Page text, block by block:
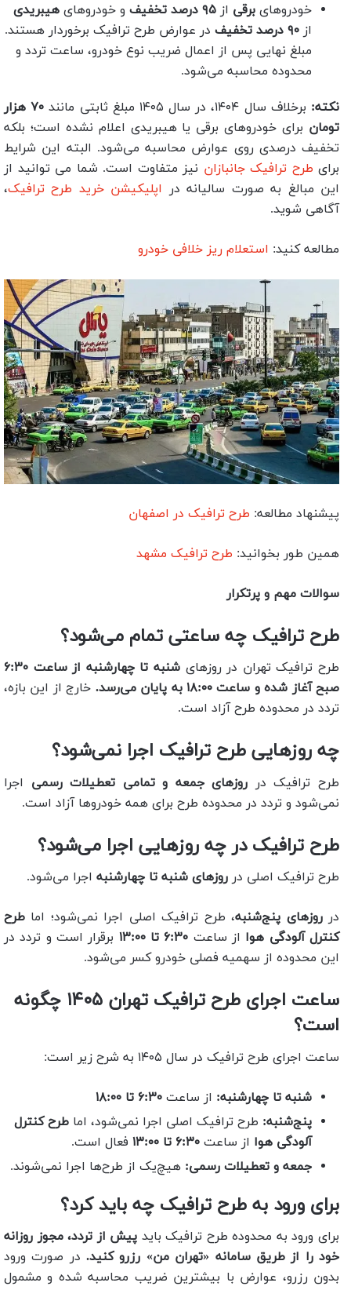
خودروهای برقی از ۹۵ درصد تخفیف و خودروهای هیبریدی
از ۹۰ درصد تخفیف
در عوارض طرح ترافیک برخوردار هستند.
مبلغ نهایی پس از اعمال ضریب نوع خودرو، ساعت تردد و
محدوده محاسبه می‌شود.
نکته: برخلاف سال ۱۴۰۴، در سال ۱۴۰۵ مبلغ ثابتی مانند
۷۰ هزار
تومان برای خودروهای برقی یا هیبریدی اعلام نشده است؛ بلکه
تخفیف درصدی روی عوارض محاسبه می‌شود. البته این شرایط
برای طرح ترافیک جانبازان نیز متفاوت است. شما می توانید از
این مبالغ به صورت سالیانه در
اپلیکیشن خرید طرح ترافیک،
آگاهی شوید.
مطالعه کنید: استعلام ریز خلافی خودرو
پیشنهاد مطالعه: طرح ترافیک در اصفهان
همین طور بخوانید: طرح ترافیک مشهد
سوالات مهم و پرتکرار
طرح ترافیک چه ساعتی تمام می‌شود؟
طرح ترافیک تهران در روزهای
شنبه تا چهارشنبه از ساعت ۶:۳۰
صبح آغاز شده و ساعت ۱۸:۰۰ به پایان می‌رسد.
خارج از این بازه،
تردد در محدوده طرح آزاد است.
چه روزهایی طرح ترافیک اجرا نمی‌شود؟
طرح ترافیک در روزهای جمعه و تمامی تعطیلات رسمی اجرا
نمی‌شود و تردد در محدوده طرح برای همه خودروها آزاد است.
طرح ترافیک در چه روزهایی اجرا می‌شود؟
طرح ترافیک اصلی در روزهای شنبه تا چهارشنبه اجرا می‌شود.
درروزهای پنج‌شنبه، طرح ترافیک اصلی اجرا نمی‌شود؛ اما طرح
کنترل آلودگی هوا از ساعت ۶:۳۰ تا ۱۳:۰۰
برقرار است و تردد در
این محدوده از سهمیه فصلی خودرو کسر می‌شود.
ساعت اجرای طرح ترافیک تهران ۱۴۰۵ چگونه
است؟
ساعت اجرای طرح ترافیک در سال ۱۴۰۵ به شرح زیر است:
شنبه تا چهارشنبه: از ساعت ۶:۳۰ تا ۱۸:۰۰
پنج‌شنبه: طرح ترافیک اصلی اجرا نمی‌شود، اما طرح کنترل
آلودگی هوا از ساعت ۶:۳۰ تا ۱۳:۰۰
فعال است.
جمعه و تعطیلات رسمی: هیچ‌یک از طرح‌ها اجرا نمی‌شوند.
برای ورود به طرح ترافیک چه باید کرد؟
برای ورود به محدوده طرح ترافیک باید پیش از تردد، مجوز روزانه
خود را از طریق سامانه «تهران من» رزرو کنید.در صورت ورود
بدون رزرو، عوارض با بیشترین ضریب محاسبه شده و مشمول